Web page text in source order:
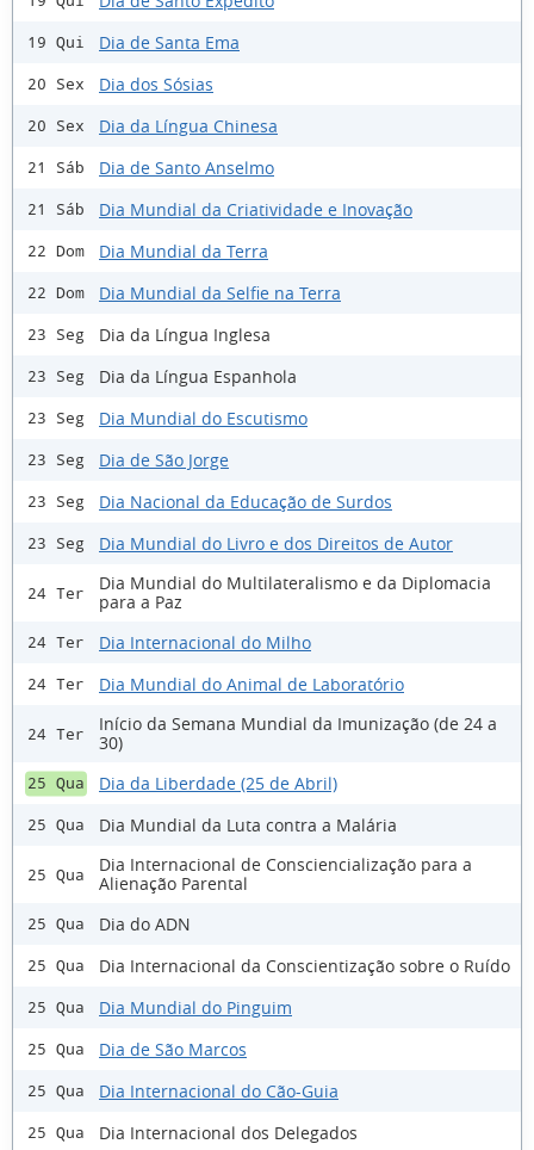
19 Qui Dia de Santa Ema
20 Sex Dia dos Sósias
20 Sex Dia da Língua Chinesa
21 Sáb Dia de Santo Anselmo
21 Sáb Dia Mundial da Criatividade e Inovação
22 Dom Dia Mundial da Terra
22 Dom Dia Mundial da Selfie na Terra
23 Seg Dia da Língua Inglesa
23 Seg Dia da Língua Espanhola
23 Seg Dia Mundial do Escutismo
23 Seg Dia de São Jorge
23 Seg Dia Nacional da Educação de Surdos
23 Seg Dia Mundial do Livro e dos Direitos de Autor
24 Ter
Dia Mundial do Multilateralismo e da Diplomacia
para a Paz
24 Ter Dia Internacional do Milho
24 Ter Dia Mundial do Animal de Laboratório
24 Ter
Início da Semana Mundial da Imunização (de 24 a
30)
25 Qua Dia da Liberdade (25 de Abril)
25 Qua Dia Mundial da Luta contra a Malária
25 Qua
Dia Internacional de Consciencialização para a
Alienação Parental
25 Qua Dia do ADN
25 Qua Dia Internacional da Conscientização sobre o Ruído
25 Qua Dia Mundial do Pinguim
25 Qua Dia de São Marcos
25 Qua Dia Internacional do Cão-Guia
25 Qua Dia Internacional dos Delegados